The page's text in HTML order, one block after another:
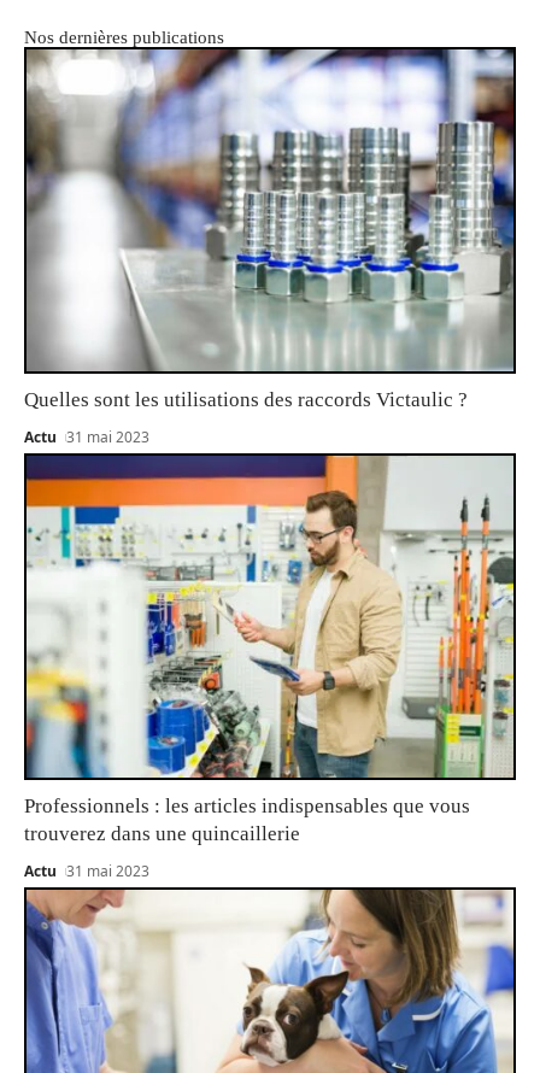
Nos dernières publications
Quelles sont les utilisations des raccords Victaulic ?
Actu 31 mai 2023
Professionnels : les articles indispensables que vous
trouverez dans une quincaillerie
Actu 31 mai 2023